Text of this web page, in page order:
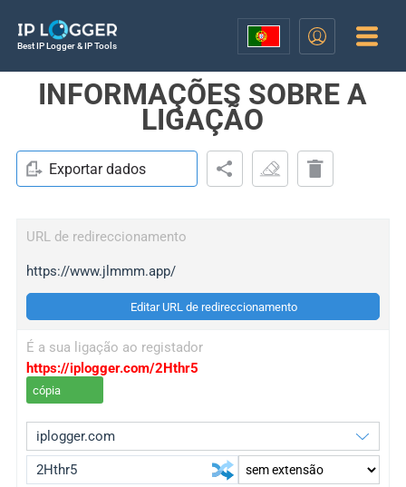
Best IP Logger & IP Tools
INFORMAÇÕES SOBRE A
LIGAÇÃO
Exportar dados
URL de redireccionamento
https://www.jlmmm.app/
Editar URL de redireccionamento
É a sua ligação ao registador
https://iplogger.com/2Hthr5
cópia